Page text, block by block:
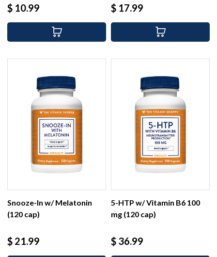
Precio
$ 10.99 Precio
$ 17.99
Snooze-In w/ Melatonin
(120 cap)
Precio
$ 21.99
5-HTP w/ Vitamin B6 100
mg (120 cap)
Precio
$ 36.99